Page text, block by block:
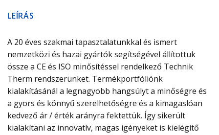
LEÍRÁS
A 20 éves szakmai tapasztalatunkkal és ismert
nemzetközi és hazai gyártók segítségével állítottuk
össze a CE és ISO minősítéssel rendelkező Technik
Therm rendszerünket. Termékportfóliónk
kialakításánál a legnagyobb hangsúlyt a minőségre és
a gyors és könnyű szerelhetőségre és a kimagaslóan
kedvező ár / érték arányra fektettük. Így sikerült
kialakítani az innovatív, magas igényeket is kielégítő